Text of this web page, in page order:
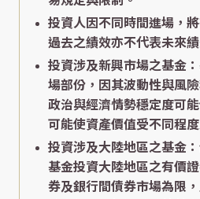
投資人因不同時間進場，
過去之績效亦不代表未來績
投資涉及新興市場之基金
場部份，因其波動性與風
政治與經濟情勢穩定度可
可能使資產價值受不同程度
投資涉及大陸地區之基金
基金投資大陸地區之有價
券及銀行間債券市場為限